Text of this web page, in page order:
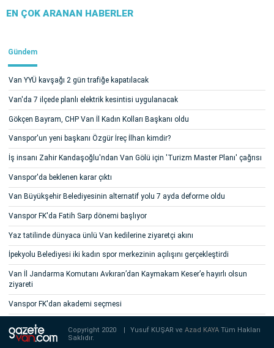
EN ÇOK ARANAN HABERLER
Gündem
Van YYÜ kavşağı 2 gün trafiğe kapatılacak
Van'da 7 ilçede planlı elektrik kesintisi uygulanacak
Gökçen Bayram, CHP Van İl Kadın Kolları Başkanı oldu
Vanspor'un yeni başkanı Özgür İreç İlhan kimdir?
İş insanı Zahir Kandaşoğlu'ndan Van Gölü için 'Turizm Master Planı' çağrısı
Vanspor'da beklenen karar çıktı
Van Büyükşehir Belediyesinin alternatif yolu 7 ayda deforme oldu
Vanspor FK'da Fatih Sarp dönemi başlıyor
Yaz tatilinde dünyaca ünlü Van kedilerine ziyaretçi akını
İpekyolu Belediyesi iki kadın spor merkezinin açılışını gerçekleştirdi
Van İl Jandarma Komutanı Avkıran’dan Kaymakam Keser’e hayırlı olsun
ziyareti
Vanspor FK'dan akademi seçmesi
Copyright 2020 Yusuf KUŞAR veAzad KAYATüm Hakları
Saklıdır.